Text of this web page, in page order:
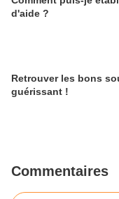
d'aide ?
Retrouver les bons
guérissant !
Commentaires